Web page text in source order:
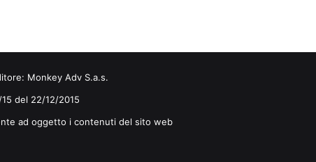
Monkey Adv S.a.s.
del 22/12/2015
ad oggetto i contenuti del sito web